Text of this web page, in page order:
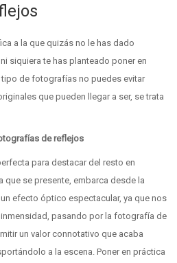
a la que quizás no le has dado
siquiera te has planteado poner en
de fotografías no puedes evitar
que pueden llegar a ser, se trata
de reflejos
para destacar del resto en
se presente, embarca desde la
efecto óptico espectacular, ya que nos
pasando por la fotografía de
un valor connotativo que acaba
a la escena. Poner en práctica